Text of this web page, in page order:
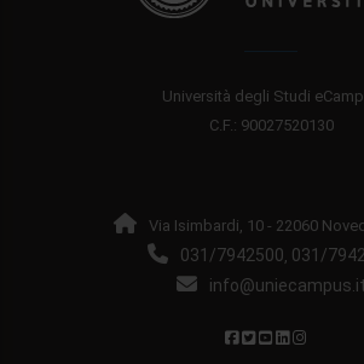
Università degli Studi
C.F.: 90027520130
Via Isimbardi, 10 - 22060
031/7942500, 031/
info@uniecampus.it